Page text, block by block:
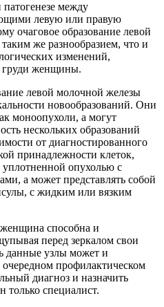
между
левую или правую
очаговое образование левой
же разнообразием, что и
изменений,
груди женщины.
левой молочной железы
новообразований. Они
моноопухоли, а могут
нескольких образований
от диагностированного
принадлежности клеток,
опухолью с
а может представлять собой
с жидким или вязким
женщина способна и
перед зеркалом свои
данные узлы может и
профилактическом
диагноз и назначить
только специалист.